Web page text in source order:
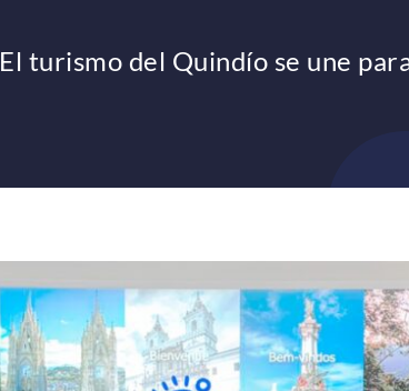
El turismo del Quindío se une